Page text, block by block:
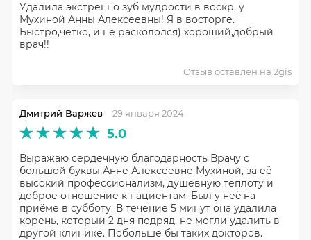
Удалила экстренно зуб мудрости в воскр, у
Мухиной Анны Алексеевны! Я в восторге.
Быстро,четко, и не раскололся) хороший,добрый
врач!!
Отзыв оставлен на 2gis
Дмитрий Варжев 29 января 2024
5.0
Выражаю сердечную благодарность Врачу с
большой буквы Анне Алексеевне Мухиной, за еë
высокий профессионализм, душевную теплоту и
доброе отношение к пациентам. Был у неë на
приëме в субботу. В течение 5 минут она удалила
корень, который 2 дня подряд, не могли удалить в
другой клинике. Побольше бы таких докторов.